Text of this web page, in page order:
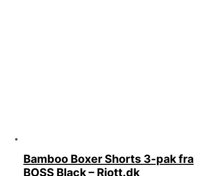
Bamboo Boxer Shorts 3-pak fra
BOSS Black – Riott.dk